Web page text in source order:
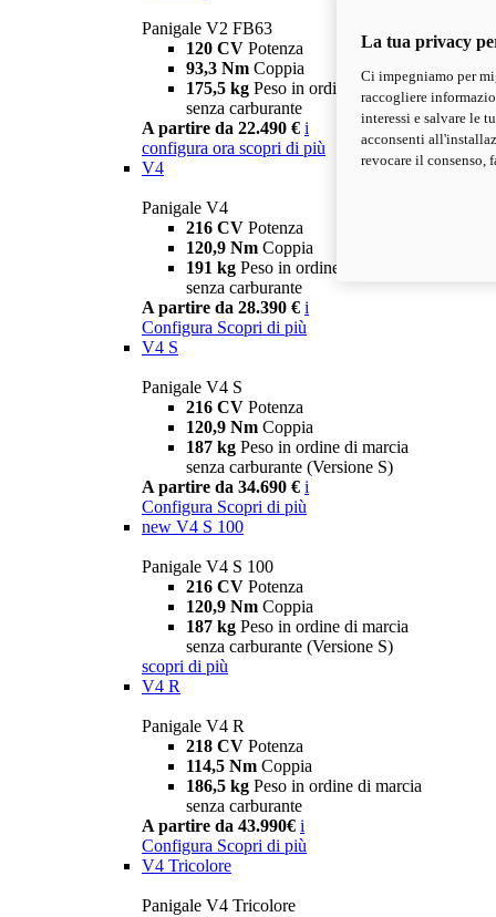
Panigale V2 FB63
120 CV Potenza
93,3 Nm Coppia
175,5 kg Peso in ordine di marcia
senza carburante
A partire da 22.490 € i
configura ora scopri di più
V4
Panigale V4
216 CV Potenza
120,9 Nm Coppia
191 kg Peso in ordine di marcia
senza carburante
A partire da 28.390 € i
Configura Scopri di più
V4 S
Panigale V4 S
216 CV Potenza
120,9 Nm Coppia
187 kg Peso in ordine di marcia
senza carburante (Versione S)
A partire da 34.690 € i
Configura Scopri di più
new V4 S 100
Panigale V4 S 100
216 CV Potenza
120,9 Nm Coppia
187 kg Peso in ordine di marcia
senza carburante (Versione S)
scopri di più
V4 R
Panigale V4 R
218 CV Potenza
114,5 Nm Coppia
186,5 kg Peso in ordine di marcia
senza carburante
A partire da 43.990€ i
Configura Scopri di più
V4 Tricolore
Panigale V4 Tricolore
La tua privacy
Ci impegniamo per
raccogliere
interessi e salvare le
acconsenti
revocare il consenso,